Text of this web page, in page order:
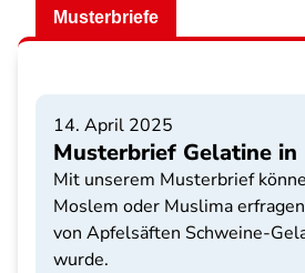
Musterbriefe
14. April 2025
Musterbrief Gelatine in
Mit unserem Musterbrief
Moslem oder Muslima
von Apfelsäften Schweine-
wurde.